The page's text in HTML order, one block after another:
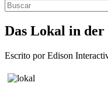
Das Lokal in der
Escrito por Edison